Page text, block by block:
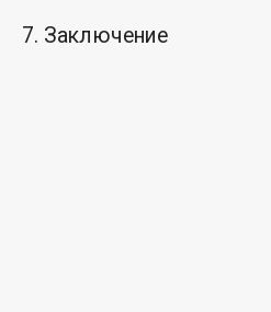
7. Заключение